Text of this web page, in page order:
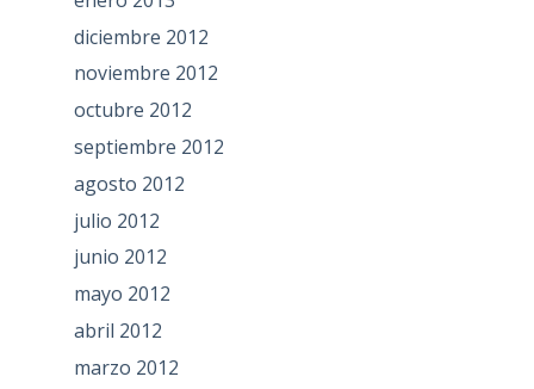
diciembre 2012
noviembre 2012
octubre 2012
septiembre 2012
agosto 2012
julio 2012
junio 2012
mayo 2012
abril 2012
marzo 2012